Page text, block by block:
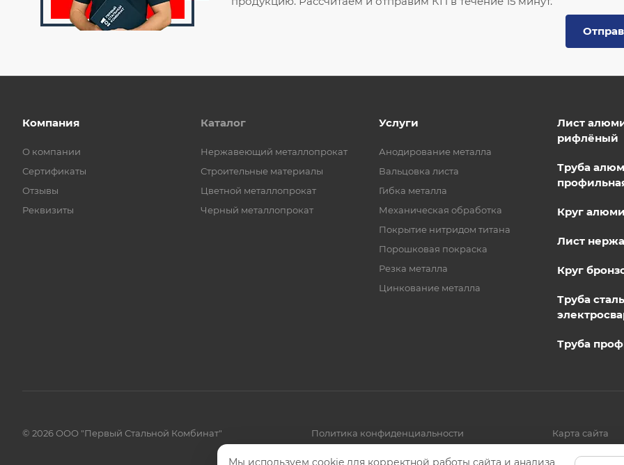
Компания
О компании
Сертификаты
Отзывы
Реквизиты
Каталог
Нержавеющий металлопрокат
Строительные материалы
Цветной металлопрокат
Черный металлопрокат
Услуги
Анодирование металла
Вальцовка листа
Гибка металла
Механическая обработка
Покрытие нитридом титана
Порошковая покраска
Резка металла
Цинкование металла
Лист
рифлёный
Труба
Круг
Лист
Круг
Труба
Труба
© 2026 ООО "Первый Стальной Комбинат" Политика конфиденциальности Карта сайта
Мы используем cookie для корректной работы сайта и анализа